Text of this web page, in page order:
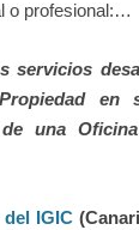
o profesional:…
servicios
en
una
del IGIC